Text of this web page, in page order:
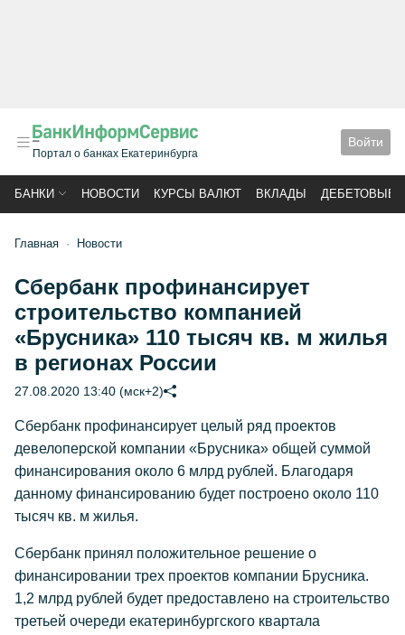
Портал о банках Екатеринбурга
Войти
БАНКИ НОВОСТИ КУРСЫ ВАЛЮТ ВКЛАДЫ ДЕБЕТОВЫЕ
Главная Новости
Сбербанк профинансирует
строительство компанией
«Брусника» 110 тысяч кв. м жилья
в регионах России
27.08.2020 13:40 (мск+2)
Сбербанк профинансирует целый ряд проектов
девелоперской компании «Брусника» общей суммой
финансирования около 6 млрд рублей. Благодаря
данному финансированию будет построено около 110
тысяч кв. м жилья.
Сбербанк принял положительное решение о
финансировании трех проектов компании Брусника.
1,2 млрд рублей будет предоставлено на строительство
третьей очереди екатеринбургского квартала